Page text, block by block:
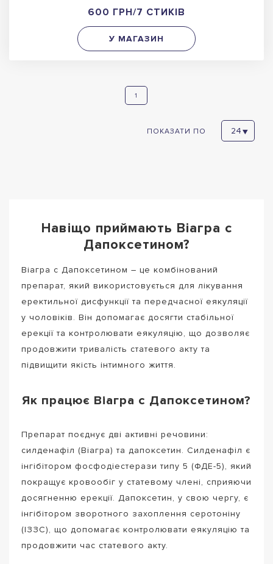
600 ГРН/7 СТИКІВ
У МАГАЗИН
1
ПОКАЗАТИ ПО
Навіщо приймають Віагра с
Дапоксетином?
Віагра с Дапоксетином – це комбінований
препарат, який використовується для лікування
еректильної дисфункції та передчасної еякуляції
у чоловіків. Він допомагає досягти стабільної
ерекції та контролювати еякуляцію, що дозволяє
продовжити тривалість статевого акту та
підвищити якість інтимного життя.
Як працює Віагра с Дапоксетином?
Препарат поєднує дві активні речовини:
силденафіл (Віагра) та дапоксетин. Силденафіл є
інгібітором фосфодіестерази типу 5 (ФДЕ-5), який
покращує кровообіг у статевому члені, сприяючи
досягненню ерекції. Дапоксетин, у свою чергу, є
інгібітором зворотного захоплення серотоніну
(ІЗЗС), що допомагає контролювати еякуляцію та
продовжити час статевого акту.